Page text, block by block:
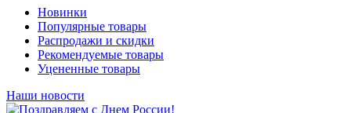
Новинки
Популярные товары
Распродажи и скидки
Рекомендуемые товары
Уцененные товары
Наши новости